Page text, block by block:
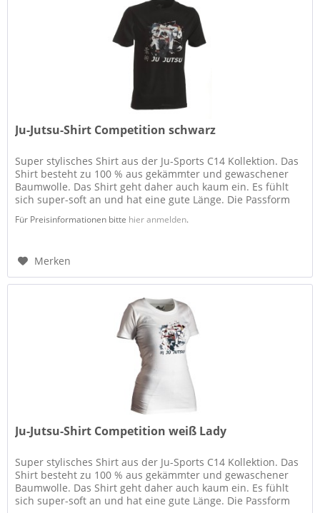
Ju-Jutsu-Shirt Competition schwarz
Super stylisches Shirt aus der Ju-Sports C14 Kollektion. Das
Shirt besteht zu 100 % aus gekämmter und gewaschener
Baumwolle. Das Shirt geht daher auch kaum ein. Es fühlt
sich super-soft an und hat eine gute Länge. Die Passform
Für Preisinformationen bitte hier anmelden.
Merken
Ju-Jutsu-Shirt Competition weiß Lady
Super stylisches Shirt aus der Ju-Sports C14 Kollektion. Das
Shirt besteht zu 100 % aus gekämmter und gewaschener
Baumwolle. Das Shirt geht daher auch kaum ein. Es fühlt
sich super-soft an und hat eine gute Länge. Die Passform